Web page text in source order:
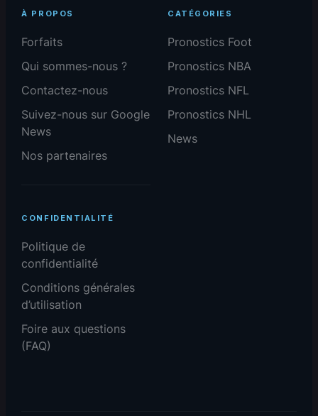
À PROPOS
Forfaits
Qui sommes-nous ?
Contactez-nous
Suivez-nous sur Google
News
Nos partenaires
CATÉGORIES
Pronostics Foot
Pronostics NBA
Pronostics NFL
Pronostics NHL
News
CONFIDENTIALITÉ
Politique de
confidentialité
Conditions générales
d’utilisation
Foire aux questions
(FAQ)